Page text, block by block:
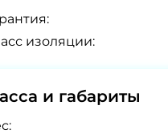
изоляции:
и габариты